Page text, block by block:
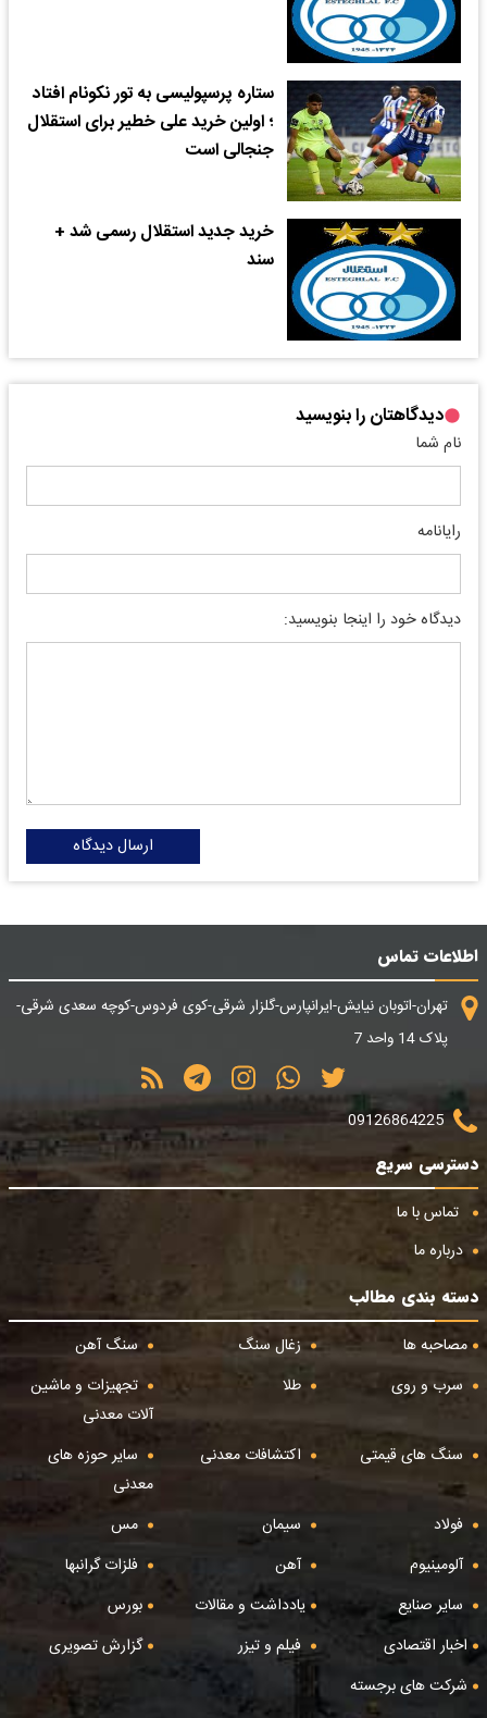
ستاره پرسپولیسی به تور نکونام افتاد
؛ اولین خرید علی خطیر برای استقلال
جنجالی است
خرید جدید استقلال رسمی شد +
سند
دیدگاهتان را بنویسید
نام شما
رایانامه
دیدگاه خود را اینجا بنویسید:
ارسال دیدگاه
اطلاعات تماس
تهران-اتوبان نیایش-ایرانپارس-گلزار شرقی-کوی فردوس-کوچه سعدی شرقی-
پلاک 14 واحد 7
09126864225
دسترسی سریع
تماس با ما
درباره ما
دسته بندی مطالب
مصاحبه ها
زغال سنگ
سنگ آهن
سرب و روی
طلا
تجهیزات و ماشین
آلات معدنی
سنگ های قیمتی
اکتشافات معدنی
سایر حوزه های
معدنی
فولاد
سیمان
مس
آلومینیوم
آهن
فلزات گرانبها
سایر صنایع
یادداشت و مقالات
بورس
اخبار اقتصادی
فیلم و تیزر
گزارش تصویری
شرکت های برجسته